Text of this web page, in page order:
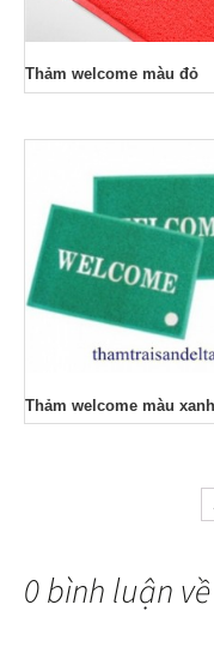
Thảm welcome màu đỏ
Thảm welcome màu
0 bình luận về